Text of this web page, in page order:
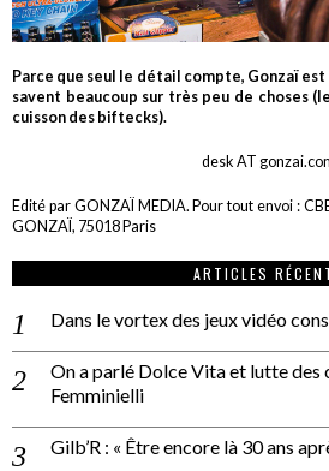
Parce que seul le détail compte, Gonzaï est
savent beaucoup sur très peu de choses
cuisson des biftecks).
desk AT
Edité par GONZAÏ MEDIA. Pour tout envoi :
GONZAÏ, 75018 Paris
ARTICLES
Dans le vortex des jeux vidéo
On a parlé Dolce Vita et lutte des
Femminielli
Gilb’R : « Être encore là 30 ans